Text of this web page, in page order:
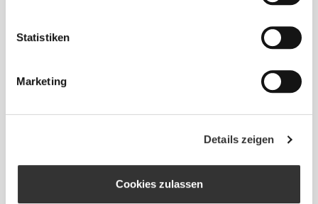
Statistiken
Marketing
Details zeigen
Cookies zulassen
SPORTLICH
Maschenware.